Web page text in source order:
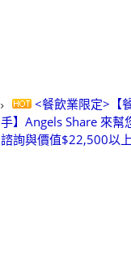
<餐飲業限定>【
手】Angels Share 來幫
諮詢與價值$22,500以